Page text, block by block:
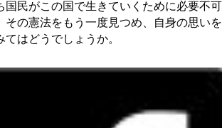
国民がこの国で生きていくために必要不可
その憲法をもう一度見つめ、自身の思いを
てはどうでしょうか。